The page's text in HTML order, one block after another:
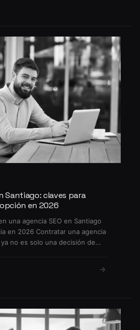
Santiago: claves para
en 2026
una agencia SEO en Santiago
en 2026 Contratar una agencia
ya no es solo una decisión de